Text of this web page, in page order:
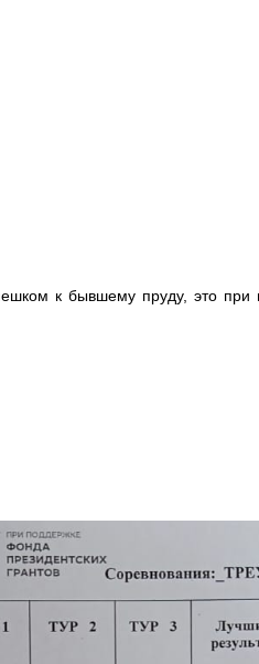
к бывшему пруду, это при